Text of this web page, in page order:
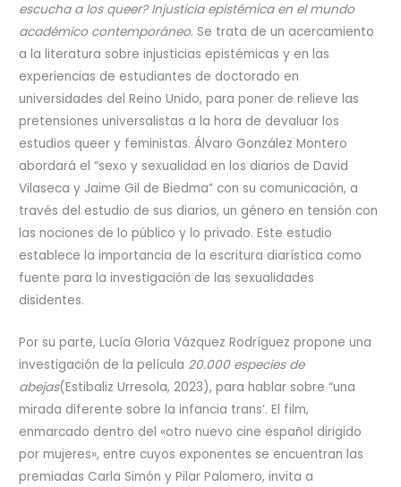
escucha a los queer? Injusticia epistémica en el mundo
académico contemporáneo. Se trata de un acercamiento
a la literatura sobre injusticias epistémicas y en las
experiencias de estudiantes de doctorado en
universidades del Reino Unido, para poner de relieve las
pretensiones universalistas a la hora de devaluar los
estudios queer y feministas. Álvaro González Montero
abordará el “sexo y sexualidad en los diarios de David
Vilaseca y Jaime Gil de Biedma” con su comunicación, a
través del estudio de sus diarios, un género en tensión con
las nociones de lo público y lo privado. Este estudio
establece la importancia de la escritura diarística como
fuente para la investigación de las sexualidades
disidentes.
Por su parte, Lucía Gloria Vázquez Rodríguez propone una
investigación de la película 20.000 especies de
abejas(Estibaliz Urresola, 2023), para hablar sobre “una
mirada diferente sobre la infancia trans’. El film,
enmarcado dentro del «otro nuevo cine español dirigido
por mujeres», entre cuyos exponentes se encuentran las
premiadas Carla Simón y Pilar Palomero, invita a